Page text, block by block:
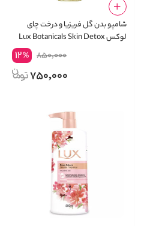
شامپو بدن گل فریزیا و درخت چای
لوکس Lux Botanicals Skin Detox
Freesia and Tea Tree Oil Body
850,000
12%
750,000